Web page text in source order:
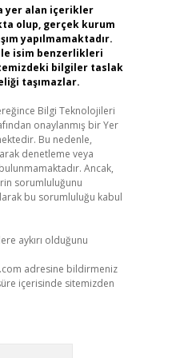
yer alan içerikler
olup, gerçek kurum
yapılmamaktadır.
isim benzerlikleri
bilgiler taslak
taşımazlar.
Bilgi Teknolojileri
onaylanmış bir Yer
Bu nedenle,
denetleme veya
Ancak,
sorumluluğunu
bu sorumluluğu kabul
aykırı olduğunu
adresine bildirmeniz
içerisinde sitemizden